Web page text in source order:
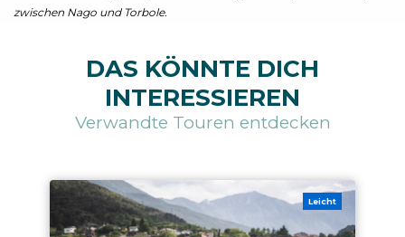
zwischen Nago und Torbole.
DAS KÖNNTE DICH
INTERESSIEREN
Verwandte Touren entdecken
Leicht